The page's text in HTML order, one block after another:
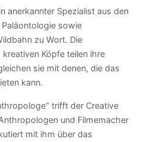
anerkannter Spezialist aus den
sowie
zu Wort. Die
Köpfe teilen ihre
sie mit denen, die das
kann.
trifft der Creative
und Filmemacher
mit ihm über das